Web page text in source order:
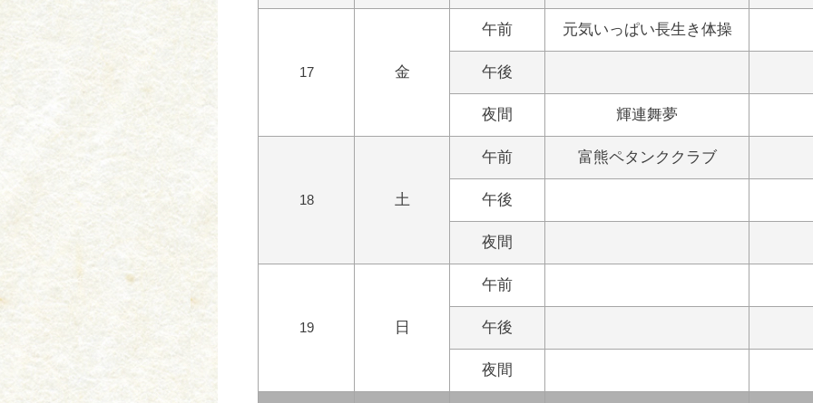
17 金
午前 元気いっぱい長生き体操
午後
夜間 輝連舞夢
18 土
午前 富熊ペタンククラブ
午後
夜間
19 日
午前
午後
夜間